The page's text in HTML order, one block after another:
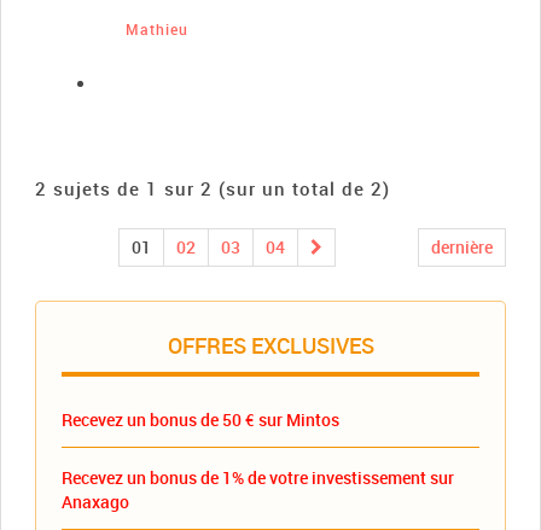
Mathieu
2 sujets de 1 sur 2 (sur un total de 2)
01 02 03 04 dernière
OFFRES EXCLUSIVES
Recevez un bonus de 50 € sur Mintos
Recevez un bonus de 1% de votre investissement sur
Anaxago